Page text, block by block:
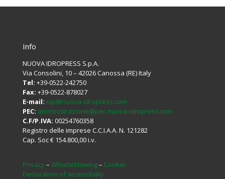
Info
NUOVA IDROPRESS S.p.A.
Via Consolini, 10 – 42026 Canossa (RE) Italy
Tel: +39-0522-242750
Fax: +39-0522-878027
E-mail: nip@nuova-idropress.com
PEC: amministrazione@pec.nuova-idropress.com
C.F/P.IVA: 00254760358
Registro delle imprese C.C.I.A.A. N. 121282
Cap. Soc € 154.800,00 i.v.
Privacy– Whistleblowing– Cookie
Declaration of accessibility